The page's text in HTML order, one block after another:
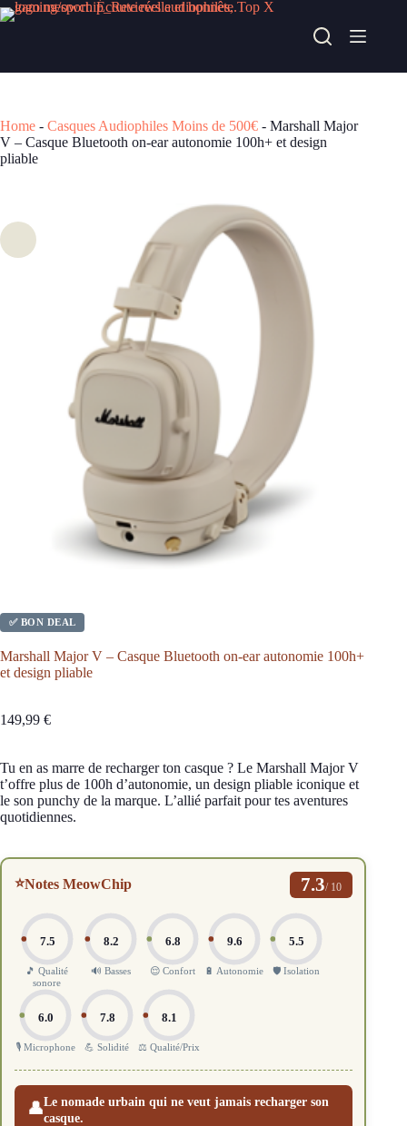
Passer
au
Acheter chez fnac
Home - Casques Audiophiles Moins de 500€ - Marshall Major
V – Casque Bluetooth on-ear autonomie 100h+ et design
pliable
✅ BON DEAL
Marshall Major V – Casque Bluetooth on-ear autonomie 100h+
et design pliable
149,99 €
Tu en as marre de recharger ton casque ? Le Marshall Major V
t’offre plus de 100h d’autonomie, un design pliable iconique et
le son punchy de la marque. L’allié parfait pour tes aventures
quotidiennes.
⭐Notes MeowChip 7.3/ 10
7.5
🎵 Qualité
sonore
8.2
🔊 Basses
6.8
😌 Confort
9.6
🔋 Autonomie
5.5
🛡️ Isolation
6.0
🎙️ Microphone
7.8
💪 Solidité
8.1
⚖️ Qualité/Prix
👤Le nomade urbain qui ne veut jamais recharger son
casque.